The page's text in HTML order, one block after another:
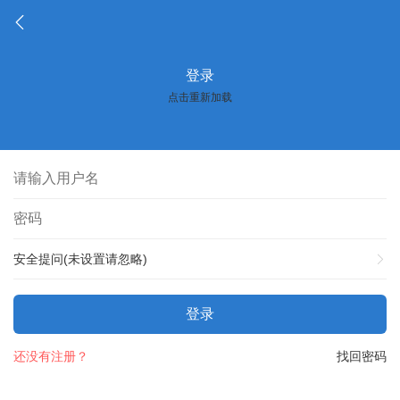
登录
点击重新加载
安全提问(未设置请忽略)
登录
找回密码
还没有注册？